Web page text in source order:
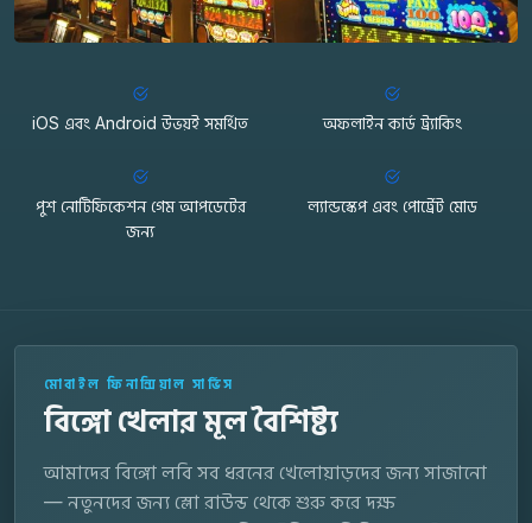
iOS এবং Android উভয়ই সমর্থিত অফলাইন কার্ড ট্র্যাকিং
পুশ নোটিফিকেশন গেম আপডেটের
জন্য
ল্যান্ডস্কেপ এবং পোর্ট্রেট মোড
মোবাইল ফিনান্সিয়াল সার্ভিস
বিঙ্গো খেলার মূল বৈশিষ্ট্য
আমাদের বিঙ্গো লবি সব ধরনের খেলোয়াড়দের জন্য সাজানো
— নতুনদের জন্য স্লো রাউন্ড থেকে শুরু করে দক্ষ